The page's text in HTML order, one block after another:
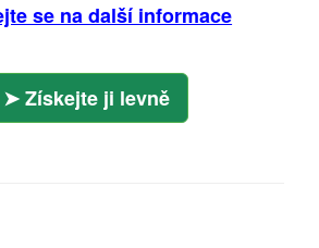
se na další informace
Získejte ji levně